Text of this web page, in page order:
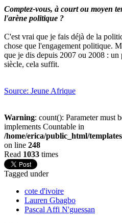
Comptez-vous, à court ou moyen
l'arène politique ?
C'est vrai que je fais déjà de la
chose que l'engagement politique.
que je dis depuis 2007 ou 2008 :
siècle, cela suffit.
Source: Jeune Afrique
Warning: count(): Parameter must
implements Countable in
/home/erica/public_html/
on line 248
Read 1033 times
Tagged under
cote d'ivoire
Lauren Gbagbo
Pascal Affi N'guessan